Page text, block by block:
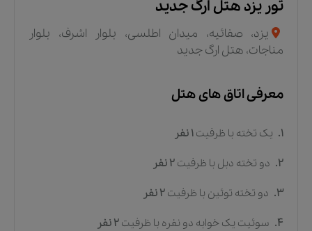
تور یزد هتل ارگ جدید
یزد، صفائیه، میدان اطلسی، بلوار اشرف، بلوار
مناجات، هتل ارگ جدید
معرفی اتاق های هتل
1. یک تخته با ظرفیت 1 نفر
2. دو تخته دبل با ظرفیت 2 نفر
3. دو تخته توئین با ظرفیت 2 نفر
4. سوئیت یک خوابه دو نفره با ظرفیت 2 نفر